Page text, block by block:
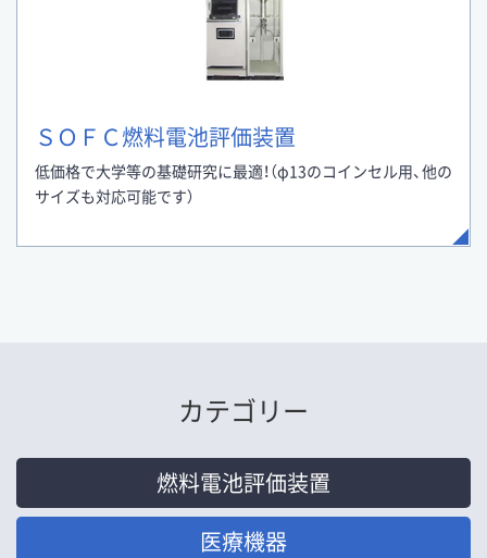
ＳＯＦＣ燃料電池評価装置
低価格で大学等の基礎研究に最適！（φ13のコインセル用、他の
サイズも対応可能です）
カテゴリー
燃料電池評価装置
医療機器